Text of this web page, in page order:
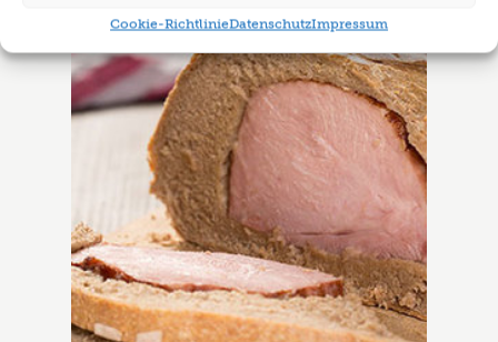
Cookie-RichtlinieDatenschutzImpressum